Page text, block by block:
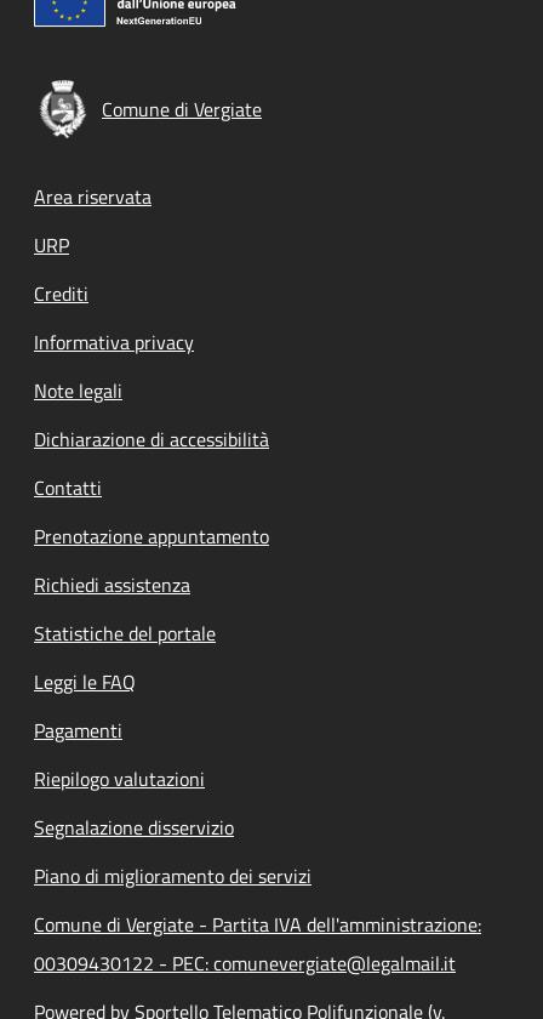
Comune di Vergiate
Footer menu
Area riservata
URP
Crediti
Informativa privacy
Note legali
Dichiarazione di accessibilità
Contatti
Prenotazione appuntamento
Richiedi assistenza
Statistiche del portale
Leggi le FAQ
Pagamenti
Riepilogo valutazioni
Segnalazione disservizio
Piano di miglioramento dei servizi
Comune di Vergiate - Partita IVA dell'amministrazione:
00309430122 - PEC: comunevergiate@legalmail.it
Powered by Sportello Telematico Polifunzionale (v.